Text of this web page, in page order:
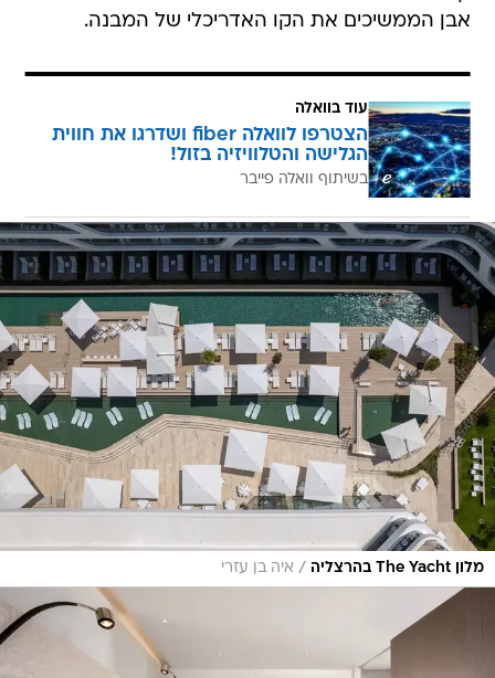
אבן הממשיכים את הקו האדריכלי של המבנה.
עוד בוואלה
הצטרפו לוואלה fiber ושדרגו את חווית
הגלישה והטלוויזיה בזול!
בשיתוף וואלה פייבר
מלון The Yacht בהרצליה / איה בן עזרי